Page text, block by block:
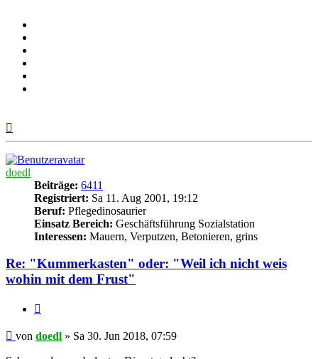
doedl
Beiträge: 6411
Registriert: Sa 11. Aug 2001, 19:12
Beruf: Pflegedinosaurier
Einsatz Bereich: Geschäftsführung Sozialstation
Interessen: Mauern, Verputzen, Betonieren, grins
Re: "Kummerkasten" oder: "Weil ich nicht weis
wohin mit dem Frust"
Beitrag
von doedl » Sa 30. Jun 2018, 07:59